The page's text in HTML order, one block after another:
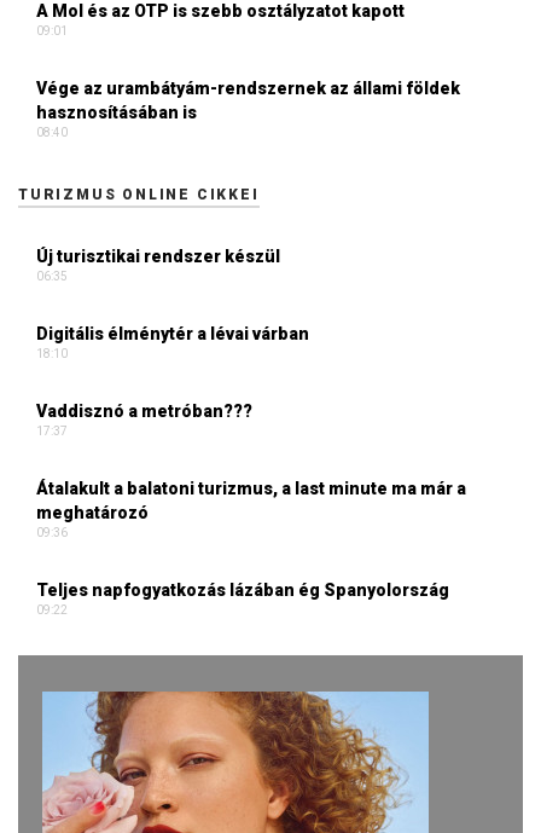
A Mol és az OTP is szebb osztályzatot kapott
09:01
Vége az urambátyám-rendszernek az állami földek
hasznosításában is
08:40
TURIZMUS ONLINE CIKKEI
Új turisztikai rendszer készül
06:35
Digitális élménytér a lévai várban
18:10
Vaddisznó a metróban???
17:37
Átalakult a balatoni turizmus, a last minute ma már a
meghatározó
09:36
Teljes napfogyatkozás lázában ég Spanyolország
09:22